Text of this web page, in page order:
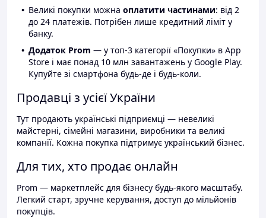
Великі покупки можна оплатити частинами: від 2
до 24 платежів. Потрібен лише кредитний ліміт у
банку.
Додаток Prom — у топ-3 категорії «Покупки» в App
Store і має понад 10 млн завантажень у Google Play.
Купуйте зі смартфона будь-де і будь-коли.
Продавці з усієї України
Тут продають українські підприємці — невеликі
майстерні, сімейні магазини, виробники та великі
компанії. Кожна покупка підтримує український бізнес.
Для тих, хто продає онлайн
Prom — маркетплейс для бізнесу будь-якого масштабу.
Легкий старт, зручне керування, доступ до мільйонів
покупців.